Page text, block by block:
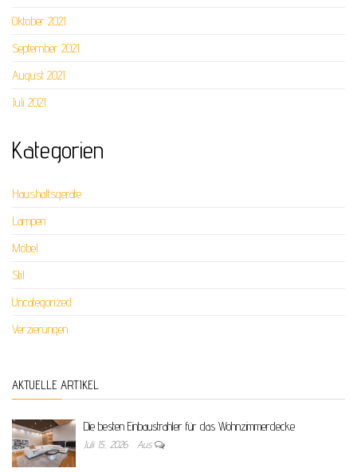
Oktober 2021
September 2021
August 2021
Juli 2021
Kategorien
Haushaltsgeräte
Lampen
Möbel
Stil
Uncategorized
Verzierungen
AKTUELLE ARTIKEL
Die besten Einbaustrahler für das Wohnzimmerdecke
Juli 15, 2026 Aus